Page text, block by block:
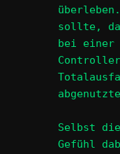
sollte,
bei einer
Selbst
Gefühl